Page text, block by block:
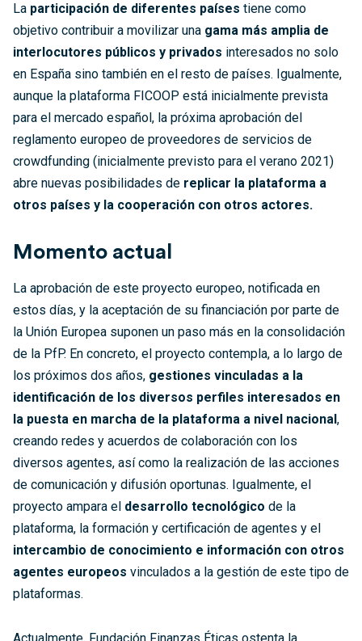
La participación de diferentes países tiene como
objetivo contribuir a movilizar una gama más amplia de
interlocutores públicos y privados interesados ​​no solo
en España sino también en el resto de países. Igualmente,
aunque la plataforma FICOOP está inicialmente prevista
para el mercado español, la próxima aprobación del
reglamento europeo de proveedores de servicios de
crowdfunding (inicialmente previsto para el verano 2021)
abre nuevas posibilidades de replicar la plataforma a
otros países y la cooperación con otros actores.
Momento actual
La aprobación de este proyecto europeo, notificada en
estos días, y la aceptación de su financiación por parte de
la Unión Europea suponen un paso más en la consolidación
de la PfP. En concreto, el proyecto contempla, a lo largo de
los próximos dos años, gestiones vinculadas a la
identificación de los diversos perfiles interesados en
la puesta en marcha de la plataforma a nivel nacional,
creando redes y acuerdos de colaboración con los
diversos agentes, así como la realización de las acciones
de comunicación y difusión oportunas. Igualmente, el
proyecto ampara el desarrollo tecnológico de la
plataforma, la formación y certificación de agentes y el
intercambio de conocimiento e información con otros
agentes europeos vinculados a la gestión de este tipo de
plataformas.